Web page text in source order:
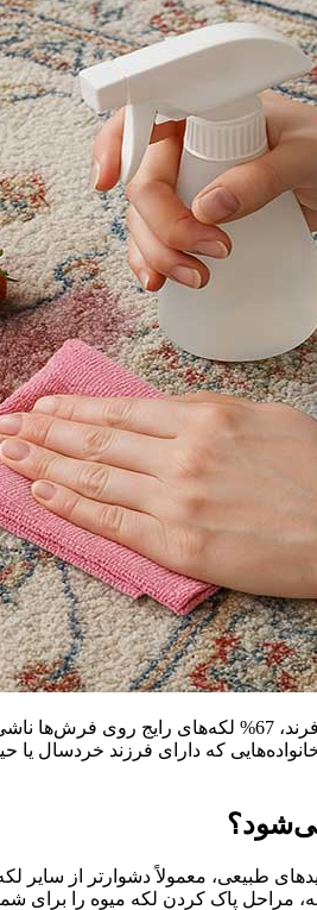
بر اساس نظرسنجی اخیر ما در وب‌سایت فرش
که دارای فرزند خردسال
طبیعی، معمولاً دشوارتر از